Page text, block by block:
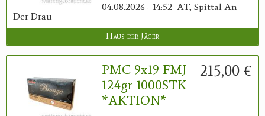
04.08.2026 - 14:52 AT, Spittal An
Der Drau
Haus der Jäger
215,00 €
PMC 9x19 FMJ
124gr 1000STK
*AKTION*